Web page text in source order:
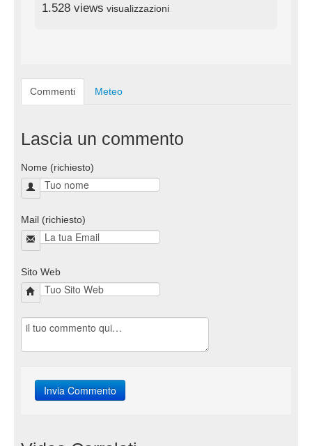
1.528 views visualizzazioni
Commenti Meteo
Lascia un commento
Nome (richiesto)
Mail (richiesto)
Sito Web